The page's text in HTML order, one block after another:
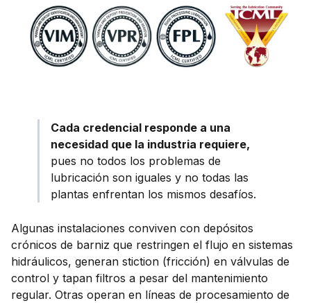
Cada credencial responde a una
necesidad que la industria requiere,
pues no todos los problemas de
lubricación son iguales y no todas las
plantas enfrentan los mismos desafíos.
Algunas instalaciones conviven con depósitos
crónicos de barniz que restringen el flujo en sistemas
hidráulicos, generan stiction (fricción) en válvulas de
control y tapan filtros a pesar del mantenimiento
regular. Otras operan en líneas de procesamiento de